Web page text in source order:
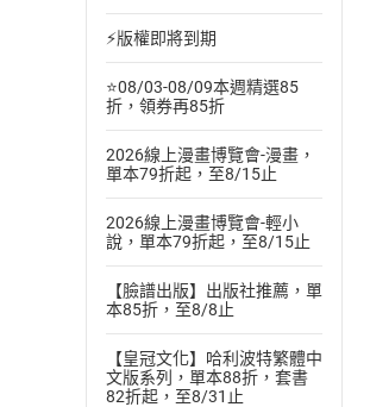
⚡版權即將到期
⭐08/03-08/09本週精選85
折，領券再85折
2026線上漫畫博覽會-漫畫，
單本79折起，至8/15止
2026線上漫畫博覽會-輕小
說，單本79折起，至8/15止
【臉譜出版】出版社推薦，單
本85折，至8/8止
【皇冠文化】哈利波特繁體中
文版系列，單本88折，套書
82折起，至8/31止